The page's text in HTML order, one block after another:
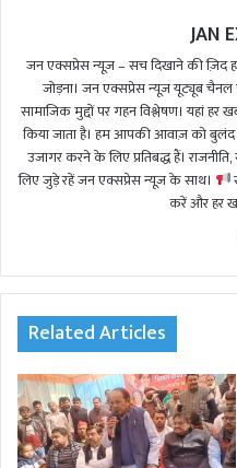
JAN
जन एक्सप्रेस न्यूज़ – सच दिखाने की ज़िद
जोड़ना। जन एक्सप्रेस न्यूज़ यूट्यूब चैनल
सामाजिक मुद्दों पर गहन विश्लेषण। यहां हर
किया जाता है। हम आपकी आवाज़ को
उजागर करने के लिए प्रतिबद्ध हैं।
लिए जुड़े रहें जन एक्सप्रेस न्यूज़ के साथ।
करें और हर
Related Articles